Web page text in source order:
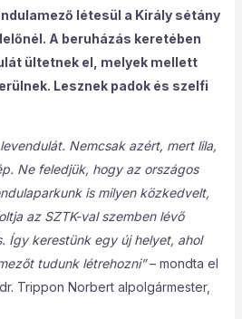
létesül a Király sétány
A beruházás keretében
ültetnek el, melyek mellett
Lesznek padok és szelfi
Nemcsak azért, mert lila,
Ne feledjük, hogy az országos
is milyen közkedvelt,
az SZTK-val szemben lévő
Így kerestünk egy új helyet, ahol
tudunk létrehozni”– mondta el
Trippon Norbert alpolgármester,